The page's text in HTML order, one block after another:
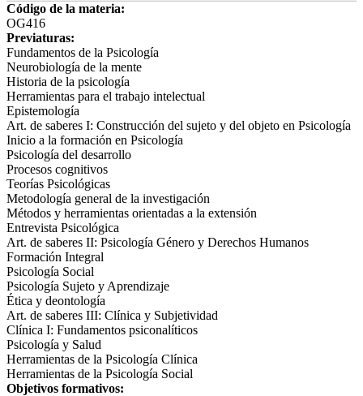
Código de la materia:
OG416
Previaturas:
Fundamentos de la Psicología
Neurobiología de la mente
Historia de la psicología
Herramientas para el trabajo intelectual
Epistemología
Art. de saberes I: Construcción del sujeto y del objeto en Psicología
Inicio a la formación en Psicología
Psicología del desarrollo
Procesos cognitivos
Teorías Psicológicas
Metodología general de la investigación
Métodos y herramientas orientadas a la extensión
Entrevista Psicológica
Art. de saberes II: Psicología Género y Derechos Humanos
Formación Integral
Psicología Social
Psicología Sujeto y Aprendizaje
Ética y deontología
Art. de saberes III: Clínica y Subjetividad
Clínica I: Fundamentos psiconalíticos
Psicología y Salud
Herramientas de la Psicología Clínica
Herramientas de la Psicología Social
Objetivos formativos: